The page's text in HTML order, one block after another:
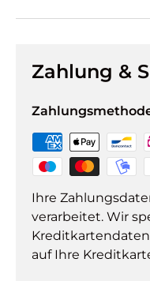
Zahlung &
Ihre
verarbeitet. Wir
auf Ihre